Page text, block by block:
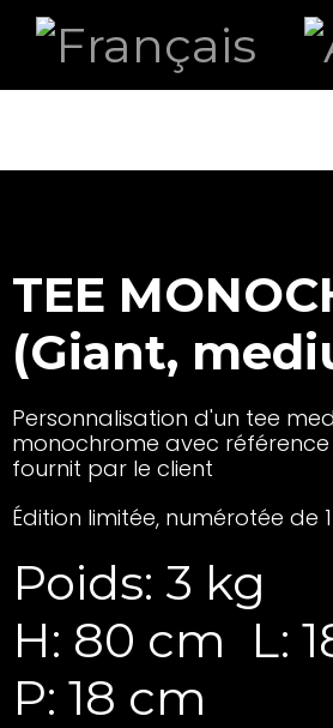
TEE
(Giant,
Personnalisation d'un tee
monochrome avec référence
fournit par le client
Édition limitée, numérotée de
Poids: 3 kg
H: 80 cm L:
P: 18 cm